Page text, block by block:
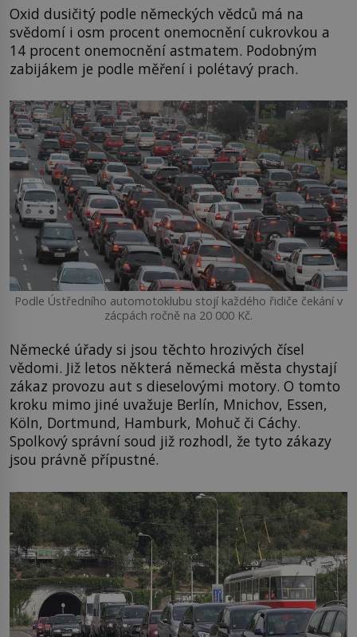
Oxid dusičitý podle německých vědců má na
svědomí i osm procent onemocnění cukrovkou a
14 procent onemocnění astmatem. Podobným
zabijákem je podle měření i polétavý prach.
Podle Ústředního automotoklubu stojí každého řidiče čekání v
zácpách ročně na 20 000 Kč.
Německé úřady si jsou těchto hrozivých čísel
vědomi. Již letos některá německá města chystají
zákaz provozu aut s dieselovými motory. O tomto
kroku mimo jiné uvažuje Berlín, Mnichov, Essen,
Köln, Dortmund, Hamburk, Mohuč či Cáchy.
Spolkový správní soud již rozhodl, že tyto zákazy
jsou právně přípustné.